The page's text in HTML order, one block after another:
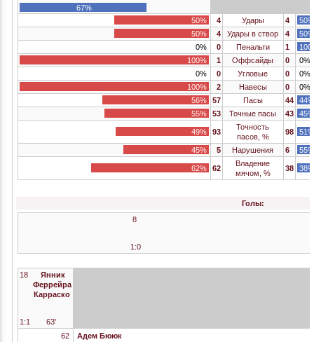
67%
50%
4 Удары 4
50%
50%
4 Удары в створ 4
50%
0%
0 Пенальти 1
100%
1 Оффсайды 0
0%
0%
0 Угловые 0
0%
100%
2 Навесы 0
0%
56%
57 Пасы 44
44%
55%
53 Точные пасы 43 45%
49% 93
Точность
пасов, %
98 51%
45% 5 Нарушения 6 55%
62% 62
Владение
мячом, %
38 38%
Голы:
8
1:0
18
Янник
Феррейра
Карраско
1:1
63'
62
Адем Бююк